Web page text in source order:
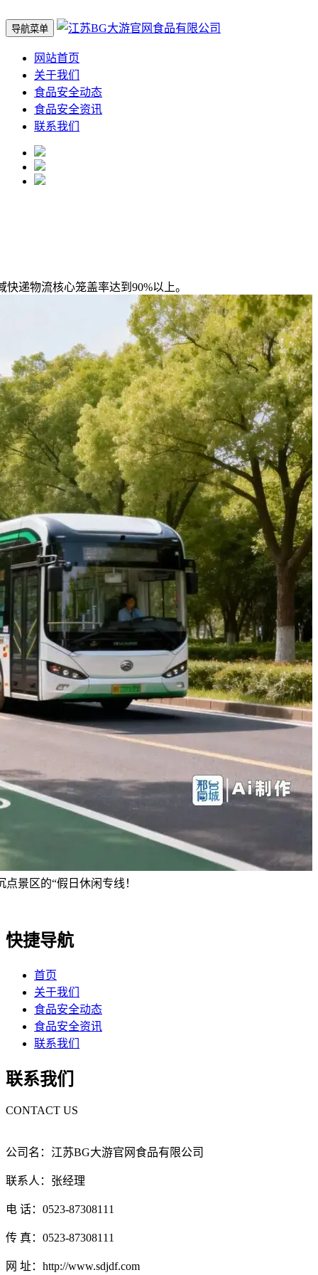
导航菜单
网站首页
关于我们
食品安全动态
食品安全资讯
联系我们
物流核心笼盖率达到90%以上。
景区的“假日休闲专线！
快捷导航
首页
关于我们
食品安全动态
食品安全资讯
联系我们
联系我们
CONTACT US
公司名：江苏BG大游官网食品有限公司
联系人：张经理
电 话：0523-87308111
传 真：0523-87308111
网 址：http://www.sdjdf.com